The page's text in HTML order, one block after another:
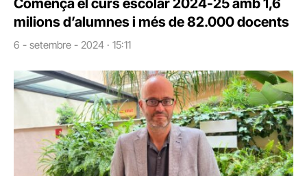
milions d’alumnes i més de 82.000 docents
6 - setembre - 2024 · 15:11